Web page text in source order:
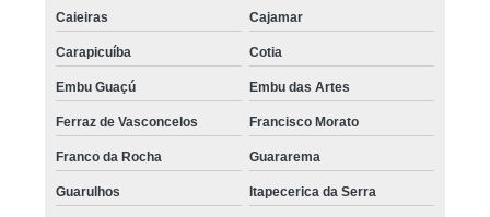
Caieiras Cajamar
Carapicuíba Cotia
Embu Guaçú Embu das Artes
Ferraz de Vasconcelos Francisco Morato
Franco da Rocha Guararema
Guarulhos Itapecerica da Serra